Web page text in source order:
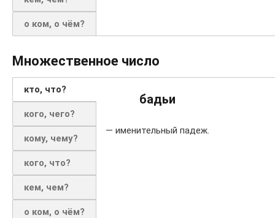
о ком, о чём?
Множественное число
кто, что?
кого, чего?
кому, чему?
кого, что?
кем, чем?
о ком, о чём?
бадьи
— именительный падеж.